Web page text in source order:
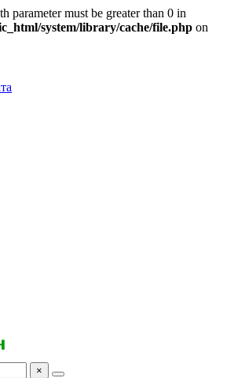
parameter must be greater than 0 in
system/library/cache/file.php on
×